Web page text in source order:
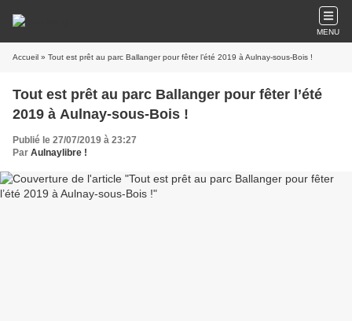
MENU
Accueil » Tout est prêt au parc Ballanger pour fêter l’été 2019 à Aulnay-sous-Bois !
Tout est prêt au parc Ballanger pour fêter l’été
2019 à Aulnay-sous-Bois !
Publié le 27/07/2019 à 23:27
Par Aulnaylibre !